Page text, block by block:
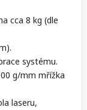
cca 8 kg (dle
systému.
g/mm mřížka
laseru,